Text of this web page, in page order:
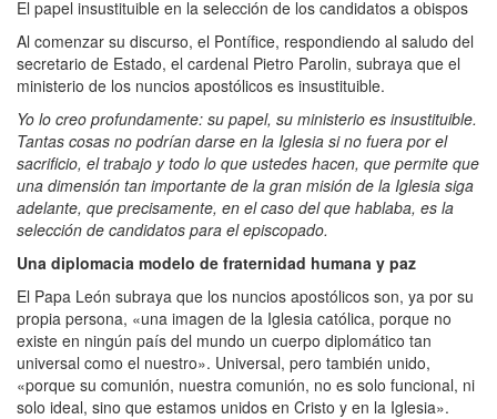
El papel insustituible en la selección de los candidatos a obispos
Al comenzar su discurso, el Pontífice, respondiendo al saludo del
secretario de Estado, el cardenal Pietro Parolin, subraya que el
ministerio de los nuncios apostólicos es insustituible.
Yo lo creo profundamente: su papel, su ministerio es insustituible.
Tantas cosas no podrían darse en la Iglesia si no fuera por el
sacrificio, el trabajo y todo lo que ustedes hacen, que permite que
una dimensión tan importante de la gran misión de la Iglesia siga
adelante, que precisamente, en el caso del que hablaba, es la
selección de candidatos para el episcopado.
Una diplomacia modelo de fraternidad humana y paz
El Papa León subraya que los nuncios apostólicos son, ya por su
propia persona, «una imagen de la Iglesia católica, porque no
existe en ningún país del mundo un cuerpo diplomático tan
universal como el nuestro». Universal, pero también unido,
«porque su comunión, nuestra comunión, no es solo funcional, ni
solo ideal, sino que estamos unidos en Cristo y en la Iglesia».